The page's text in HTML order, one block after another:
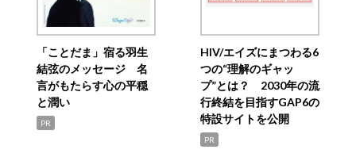
「ことだま」宿る羽生
結弦のメッセージ 名
言がもたらす心の平穏
と潤い
PR
HIV/エイズにまつわる6
つの“理解のギャッ
プ”とは？ 2030年の流
行終結を目指すGAP6の
特設サイトを公開
PR